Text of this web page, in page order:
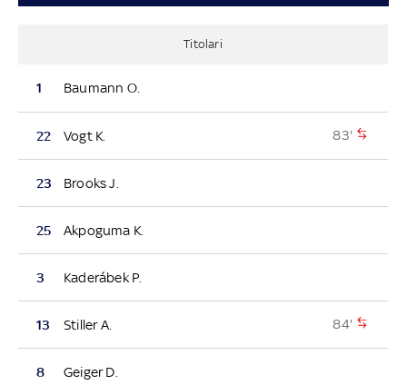
Titolari
1 Baumann O.
22 Vogt K. 83'
23 Brooks J.
25 Akpoguma K.
3 Kaderábek P.
13 Stiller A. 84'
8 Geiger D.